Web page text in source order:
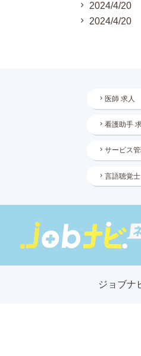
2024/4/20
2024/4/20
医師 求人
看護助手
サービス
言語聴覚士
ジョブナ